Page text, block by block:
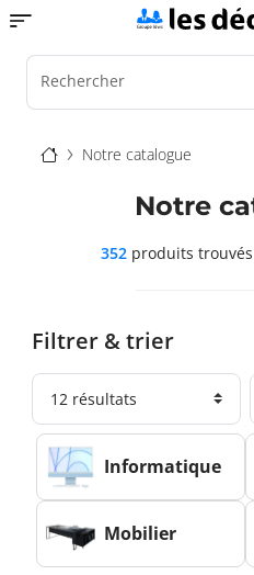
Aller
au
contenu
principal
Toggle navigation
Rechercher
Fil
Notre catalogue
Filtrer & trier
Informatique
Mobilier
Notre
352produits trouvés